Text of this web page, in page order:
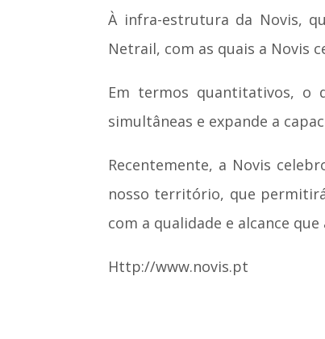
À infra-estrutura da Novis,
Netrail, com as quais a Novis
Em termos quantitativos, o
simultâneas e expande a
Recentemente, a Novis
nosso território, que permitirá
com a qualidade e alcance
Http://www.novis.pt